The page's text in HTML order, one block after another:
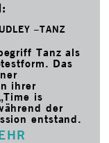
–TANZ
Tanz als
Das
ihrer
is
der
entstand.